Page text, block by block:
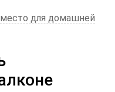
для домашней